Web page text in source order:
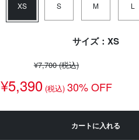
XS S M L
サイズ：XS
¥7,700(税込)
¥5,390 (税込) 30% OFF
カートに入れる